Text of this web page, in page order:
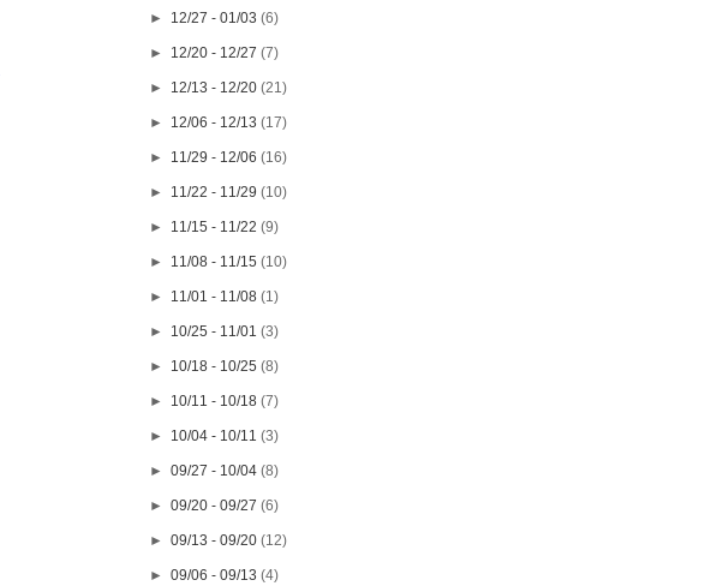
► 12/27 - 01/03(6)
► 12/20 - 12/27(7)
► 12/13 - 12/20(21)
► 12/06 - 12/13(17)
► 11/29 - 12/06(16)
► 11/22 - 11/29(10)
► 11/15 - 11/22(9)
► 11/08 - 11/15(10)
► 11/01 - 11/08(1)
► 10/25 - 11/01(3)
► 10/18 - 10/25(8)
► 10/11 - 10/18(7)
► 10/04 - 10/11(3)
►09/27 - 10/04(8)
►09/20 - 09/27(6)
►09/13 - 09/20(12)
►09/06 - 09/13(4)